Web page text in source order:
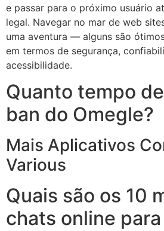
e passar para o próximo usuário
legal. Navegar no mar de web
uma aventura — alguns são
em termos de segurança,
acessibilidade.
Quanto tempo
ban do Omegle?
Mais Aplicativos
Various
Quais são os 10
chats online